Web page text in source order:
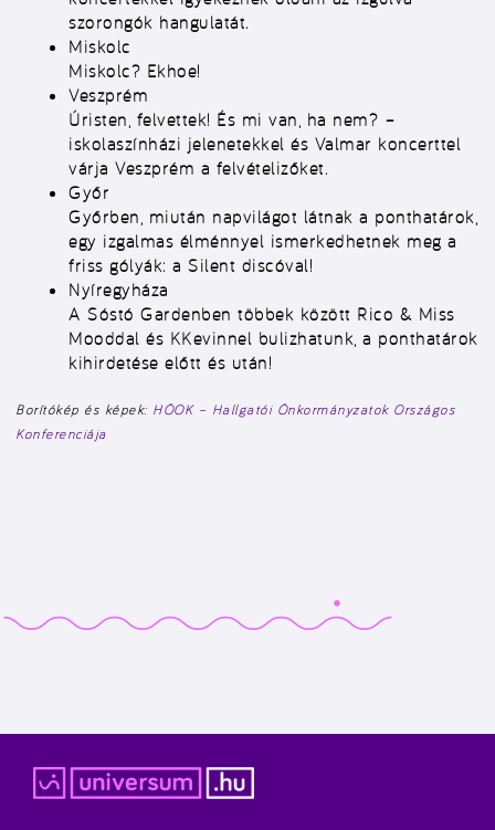
szorongók hangulatát.
Miskolc
Miskolc? Ekhoe!
Veszprém
Úristen, felvettek! És mi van, ha nem? –
iskolaszínházi jelenetekkel és Valmar koncerttel
várja Veszprém a felvételizőket.
Győr
Győrben, miután napvilágot látnak a ponthatárok,
egy izgalmas élménnyel ismerkedhetnek meg a
friss gólyák: a Silent discóval!
Nyíregyháza
A Sóstó Gardenben többek között Rico & Miss
Mooddal és KKevinnel bulizhatunk, a ponthatárok
kihirdetése előtt és után!
Borítókép és képek: HÖOK – Hallgatói Önkormányzatok Országos
Konferenciája